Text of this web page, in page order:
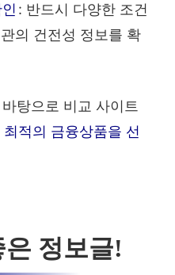
: 반드시 다양한 조건
의 건전성 정보를 확
탕으로 비교 사이트
최적의 금융상품을 선
정보글!